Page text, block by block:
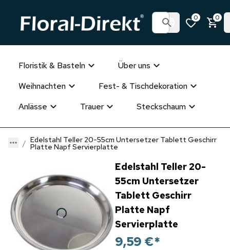
0 0
Floristik & Basteln
Über uns
Weihnachten
Fest- & Tischdekoration
Anlässe
Trauer Steckschaum
Edelstahl Teller 20-55cm Untersetzer Tablett Geschirr
Platte Napf Servierplatte
Edelstahl Teller 20-
55cm Untersetzer
Tablett Geschirr
Platte Napf
Servierplatte
9,59 €*